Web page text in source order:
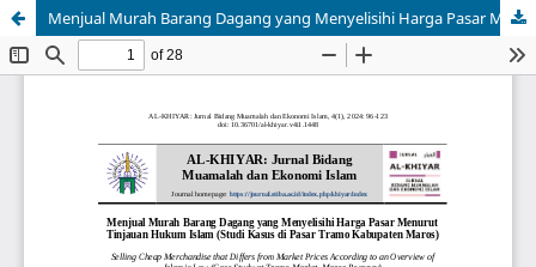
Menjual Murah Barang Dagang yang Menyelisihi Harga Pasar Menurut Tinjauan Hukum Islam (Studi Kasus di Pasar Tramo Kabupaten Maros)